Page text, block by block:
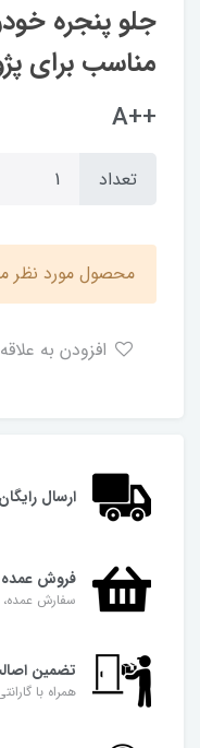
جلو پنجره
مناسب برای پژو
++A
تعداد
محصول مورد نظر
ارسال رایگان
فروش عمده
سفارش عمده،
تضمین
همراه با